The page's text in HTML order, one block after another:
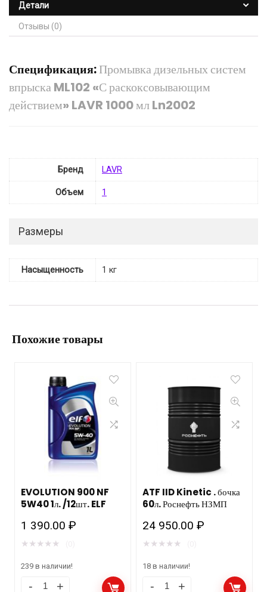
Детали
Отзывы (0)
Спецификация:Промывка дизельных систем
впрыска ML102 «С раскоксовывающим
действием» LAVR 1000 мл Ln2002
Бренд LAVR
Объем 1
Размеры
Насыщенность 1 кг
Похожие товары
EVOLUTION 900 NF
5W40 1л. /12шт. ELF
1 390.00₽
★ ★ ★ ★ ★
239 в наличии!
ATF IID Kinetic . бочка
60л. Роснефть НЗМП
24 950.00₽
★ ★ ★ ★ ★
18 в наличии!